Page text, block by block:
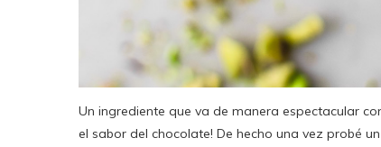
Un ingrediente que va de manera espectacular
el sabor del chocolate! De hecho una vez probé un